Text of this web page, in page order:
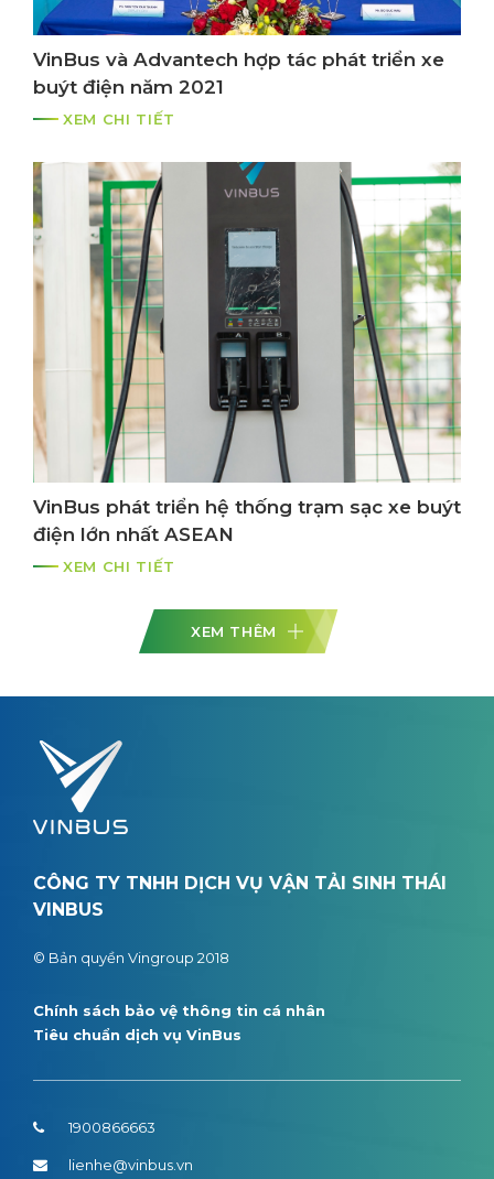
VinBus và Advantech hợp tác phát triển xe
buýt điện năm 2021
XEM CHI TIẾT
VinBus phát triển hệ thống trạm sạc xe buýt
điện lớn nhất ASEAN
XEM CHI TIẾT
XEM THÊM
CÔNG TY TNHH DỊCH VỤ VẬN TẢI SINH THÁI
VINBUS
© Bản quyền Vingroup 2018
Chính sách bảo vệ thông tin cá nhân
Tiêu chuẩn dịch vụ VinBus
1900866663
lienhe@vinbus.vn